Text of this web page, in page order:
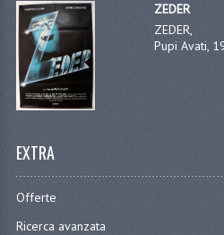
ZEDER
ZEDER,
Pupi Avati,
EXTRA
Offerte
Ricerca avanzata